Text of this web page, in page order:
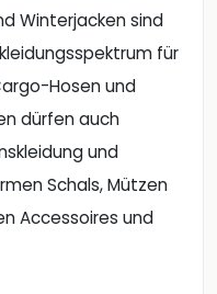
Winterjacken sind
für
Hosen und
dürfen auch
und
Schals, Mützen
Accessoires und